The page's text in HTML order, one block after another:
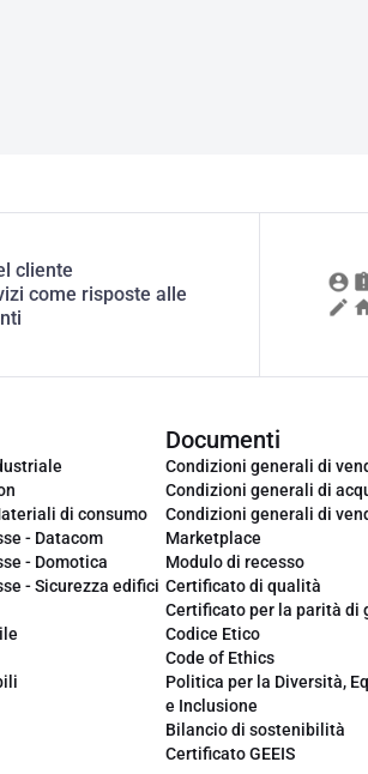
cliente
come risposte alle
di consumo
- Datacom
- Domotica
- Sicurezza edifici
Documenti
Condizioni generali di
Condizioni generali di
Condizioni generali di
Marketplace
Modulo di recesso
Certificato di qualità
Certificato per la parità di
Codice Etico
Code of Ethics
Politica per la Diversità,
e Inclusione
Bilancio di sostenibilità
Certificato GEEIS